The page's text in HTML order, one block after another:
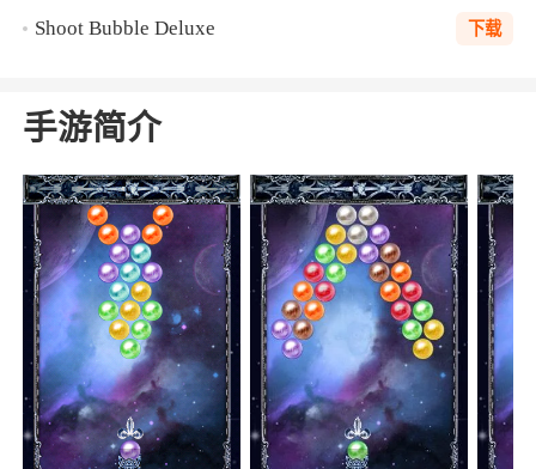
Shoot Bubble Deluxe 下载
手游简介